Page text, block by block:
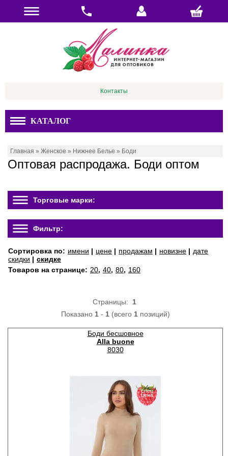
Контакты
КАТАЛОГ
Главная » Женское » Нижнее Белье » Боди
Оптовая распродажа. Боди оптом
Торговые марки:
Фильтр:
Сортировка по: имени | цене | продажам | новизне | дате
скидки | скидке
Товаров на странице: 20, 40, 80, 160
Страницы: 1
Показано 1- 1(всего 1позиций)
Боди бесшовное
Alla buone
8030
спец
цена